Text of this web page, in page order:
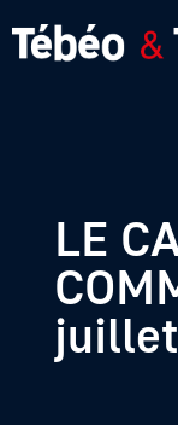
LE
juillet